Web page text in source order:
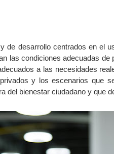
de desarrollo centrados en el
las condiciones adecuadas
a las necesidades
y los escenarios que
del bienestar ciudadano y que